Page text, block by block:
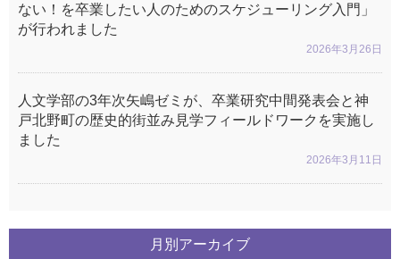
2026年3月26日
ない！を卒業したい人のためのスケジューリング入門」
が行われました
2026年3月11日
人文学部の3年次矢嶋ゼミが、卒業研究中間発表会と神
戸北野町の歴史的街並み見学フィールドワークを実施し
ました
月別アーカイブ